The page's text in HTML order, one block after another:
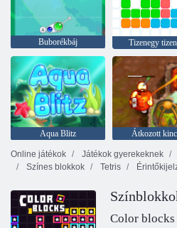
Buborékbáj Tizenegy
Aqua Blitz Átkozott
Online játékok
Játékok gyerekeknek
Színes blokkok
Tetris
Color blocks